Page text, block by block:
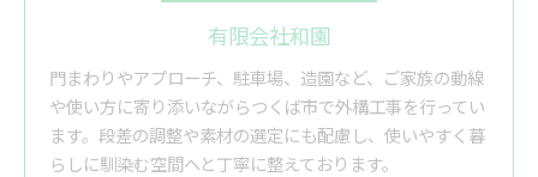
有限会社和園
門まわりやアプローチ、駐車場、造園など、ご家族の動線
や使い方に寄り添いながらつくば市で外構工事を行ってい
ます。段差の調整や素材の選定にも配慮し、使いやすく暮
らしに馴染む空間へと丁寧に整えております。